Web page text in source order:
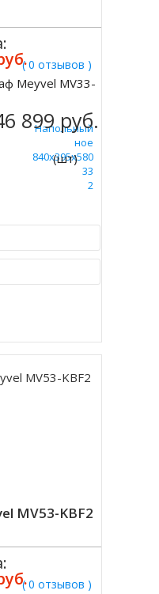
( 0 отзывов )
Напольный
Компрессорное
840х395х580
33
2
Meyvel MV33-
899 руб.
(шт)
MV53-KBF2
( 0 отзывов )